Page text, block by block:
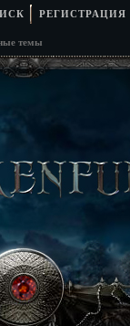
РЕГИСТРАЦИЯ
темы